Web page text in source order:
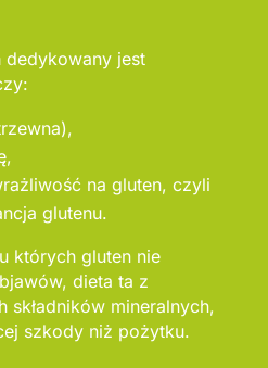
dedykowany jest
na gluten, czyli
glutenu.
których gluten nie
dieta ta z
składników mineralnych,
szkody niż pożytku.